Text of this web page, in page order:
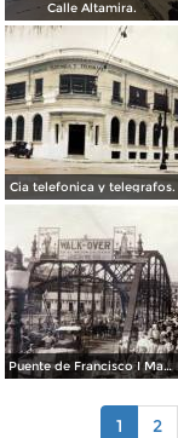
Calle Altamira.
Cia telefonica y telegrafos.
Puente de Francisco I Madero.
1 2